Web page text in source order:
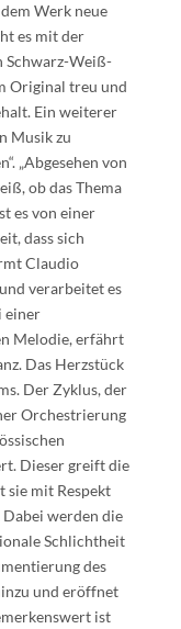
Werk neue
es mit der
Schwarz-Weiß-
Original treu und
Ein weiterer
Musik zu
„Abgesehen von
ob das Thema
es von einer
dass sich
Claudio
verarbeitet es
einer
Melodie, erfährt
Das Herzstück
Der Zyklus, der
Orchestrierung
Dieser greift die
mit Respekt
werden die
Schlichtheit
des
und eröffnet
ist